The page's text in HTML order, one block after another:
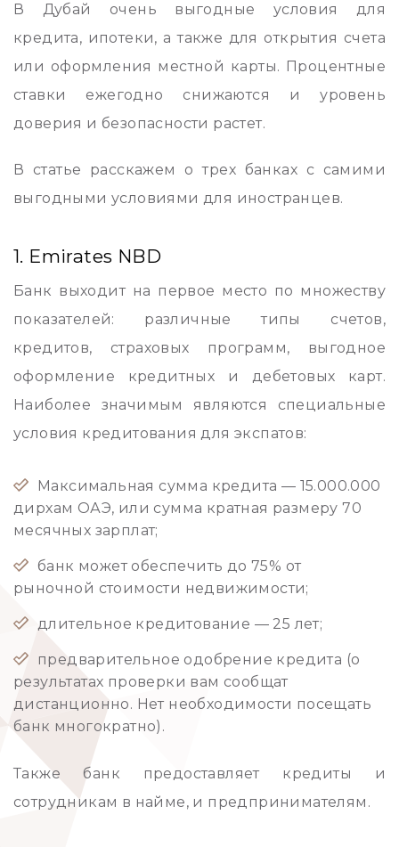
В Дубай очень выгодные условия для
кредита, ипотеки, а также для открытия счета
или оформления местной карты. Процентные
ставки ежегодно снижаются и уровень
доверия и безопасности растет.
В статье расскажем о трех банках с самими
выгодными условиями для иностранцев.
1. Emirates NBD
Банк выходит на первое место по множеству
показателей: различные типы счетов,
кредитов, страховых программ, выгодное
оформление кредитных и дебетовых карт.
Наиболее значимым являются специальные
условия кредитования для экспатов:
Максимальная сумма кредита — 15.000.000
дирхам ОАЭ, или сумма кратная размеру 70
месячных зарплат;
банк может обеспечить до 75% от
рыночной стоимости недвижимости;
длительное кредитование — 25 лет;
предварительное одобрение кредита (о
результатах проверки вам сообщат
дистанционно. Нет необходимости посещать
банк многократно).
Также банк предоставляет кредиты и
сотрудникам в найме, и предпринимателям.